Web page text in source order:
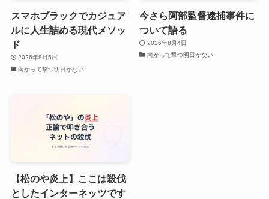
スマホブラックでカジュア
ルに人生詰める現代メソッ
ド
2026年8月5日
向かって撃つ明日がない
今さら阿部監督逮捕事件に
ついて語る
2026年8月4日
向かって撃つ明日がない
【松のや炎上】ここは殺伐
としたインターネッツです